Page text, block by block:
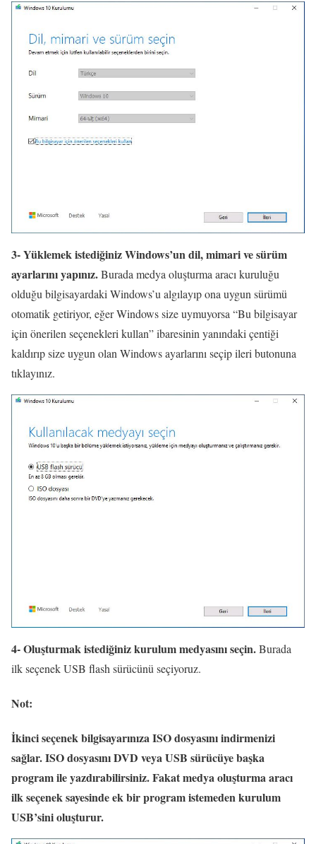
3- Yüklemek istediğiniz Windows’un dil, mimari ve sürüm
ayarlarını yapınız.Burada medya oluşturma aracı kuruluğu
olduğu bilgisayardaki Windows’u algılayıp ona uygun sürümü
otomatik getiriyor, eğer Windows size uymuyorsa “Bu bilgisayar
için önerilen seçenekleri kullan” ibaresinin yanındaki çentiği
kaldırıp size uygun olan Windows ayarlarını seçip ileri butonuna
tıklayınız.
4- Oluşturmak istediğiniz kurulum medyasını seçin.Burada
ilk seçenek USB flash sürücünü seçiyoruz.
Not:
İkinci seçenek bilgisayarınıza ISO dosyasını indirmenizi
sağlar. ISO dosyasını DVD veya USB sürücüye başka
program ile yazdırabilirsiniz. Fakat medya oluşturma aracı
ilk seçenek sayesinde ek bir program istemeden kurulum
USB’sini oluşturur.